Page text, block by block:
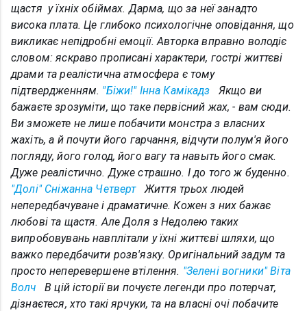
щастя у їхніх обіймах. Дарма, що за неї занадто
висока плата. Це глибоко психологічне оповідання, що
викликає непідробні емоції. Авторка вправно володіє
словом: яскраво прописані характери, гострі життєві
драми та реалістична атмосфера є тому
підтвердженням. "Біжи!" Інна Камікадз Якщо ви
бажаєте зрозуміти, що таке первісний жах, - вам сюди.
Ви зможете не лише побачити монстра з власних
жахіть, а й почути його гарчання, відчути полум'я його
погляду, його голод, його вагу та навыть його смак.
Дуже реалістично. Дуже страшно. І до того ж буденно.
"Долі" Сніжанна ЧетвертЖиття трьох людей
непередбачуване і драматичне. Кожен з них бажає
любові та щастя. Але Доля з Недолею таких
випробовувань навплітали у їхні життєві шляхи, що
важко передбачити розв'язку. Оригінальний задум та
просто неперевершене втілення. "Зелені вогники" Віта
Волч В цій історії ви почуєте легенди про потерчат,
дізнаєтеся, хто такі ярчуки, та на власні очі побачите